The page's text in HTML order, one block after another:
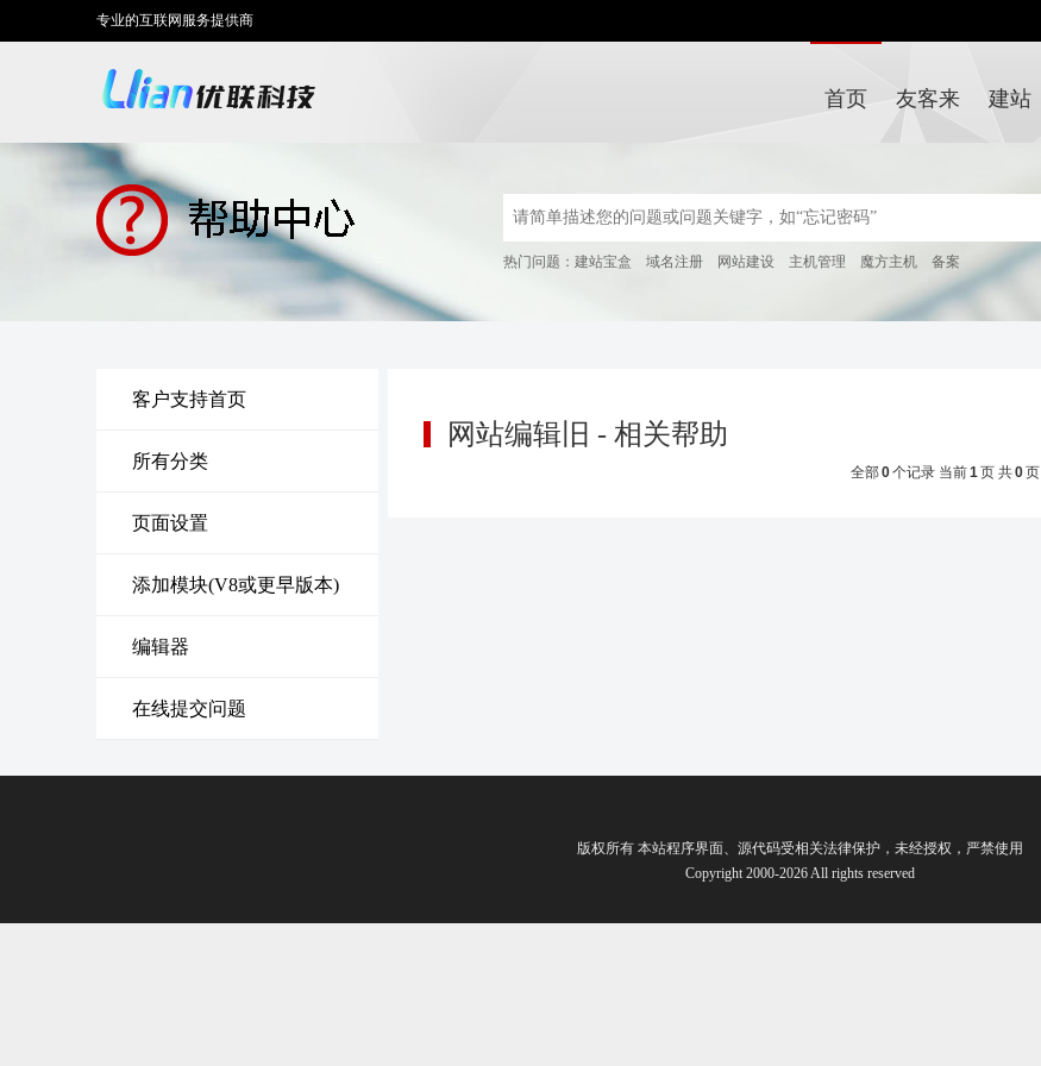
专业的互联网服务提供商
首页 友客来 建站
热门问题： 建站宝盒 域名注册 网站建设 主机管理 魔方主机 备案
客户支持首页
所有分类
页面设置
添加模块(V8或更早版本)
编辑器
在线提交问题
网站编辑旧 - 相关帮助
全部0个记录 当前1页 共0页
版权所有 本站程序界面、源代码受相关法律保护，未经授权，严禁使用
Copyright 2000-2026 All rights reserved